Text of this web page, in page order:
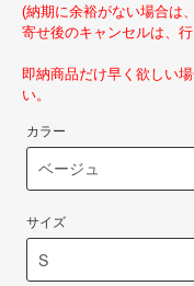
(納期に余裕がない場合は
寄せ後のキャンセルは、
即納商品だけ早く欲しい
い。
カラー
サイズ